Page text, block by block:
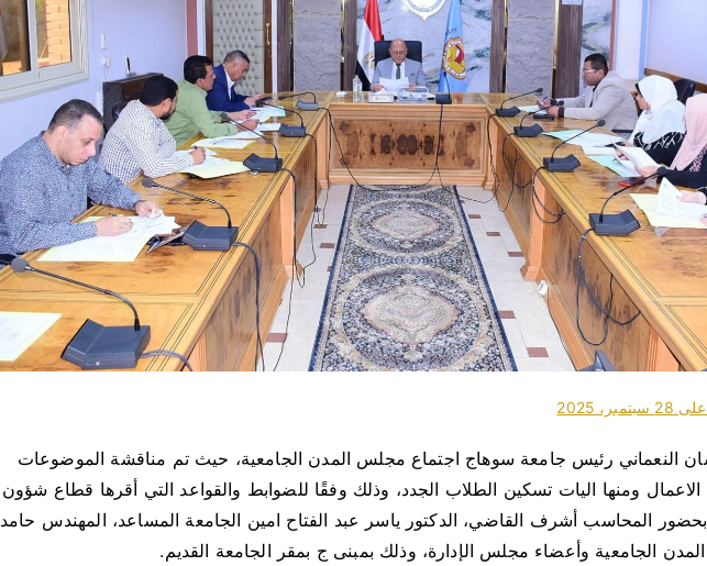
28 سبتمبر، 2025
النعماني رئيس جامعة سوهاج اجتماع مجلس المدن الجامعية، حيث تم مناقشة الموضوعات
ومنها اليات تسكين الطلاب الجدد، وذلك وفقًا للضوابط والقواعد التي أقرها قطاع شؤون
بحضور المحاسب أشرف القاضي، الدكتور ياسر عبد الفتاح امين الجامعة المساعد، المهندس حامد
الجامعية وأعضاء مجلس الإدارة، وذلك بمبنى ج بمقر الجامعة القديم.